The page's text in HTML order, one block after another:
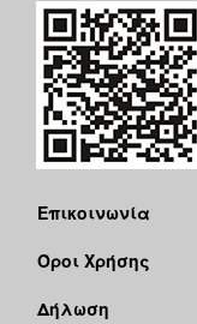
Επικοινωνία
Όροι Χρήσης
Δήλωση